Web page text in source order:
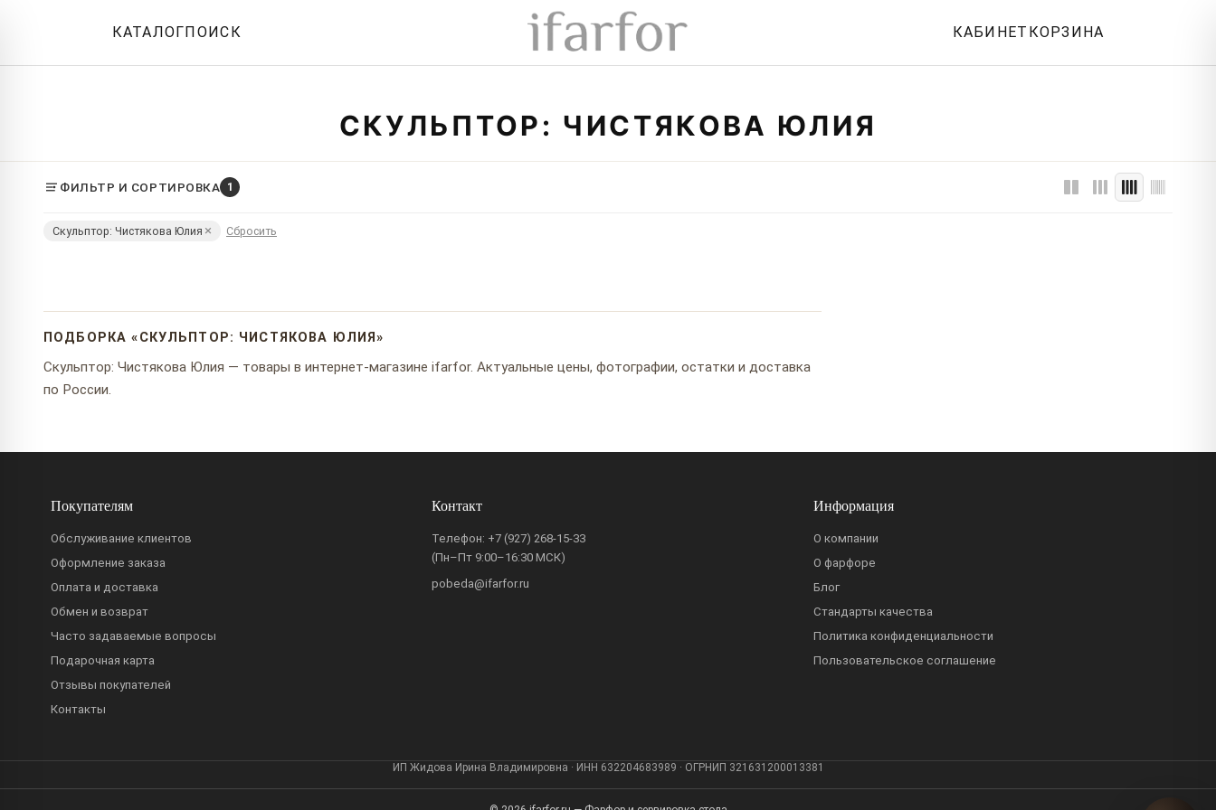
КАТАЛОГПОИСК КАБИНЕТ КОРЗИНА
СКУЛЬПТОР: ЧИСТЯКОВА ЮЛИЯ
ФИЛЬТР И СОРТИРОВКА 1
Скульптор: Чистякова Юлия Сбросить
ПОДБОРКА «СКУЛЬПТОР: ЧИСТЯКОВА ЮЛИЯ»
Скульптор: Чистякова Юлия — товары в интернет-магазине ifarfor. Актуальные цены, фотографии, остатки и доставка
по России.
Покупателям
Обслуживание клиентов
Оформление заказа
Оплата и доставка
Обмен и возврат
Часто задаваемые вопросы
Подарочная карта
Отзывы покупателей
Контакты
Контакт
Телефон: +7 (927) 268-15-33
(Пн–Пт 9:00–16:30 МСК)
pobeda@ifarfor.ru
Информация
О компании
О фарфоре
Блог
Стандарты качества
Политика конфиденциальности
Пользовательское соглашение
ИП Жидова Ирина Владимировна · ИНН 632204683989 · ОГРНИП 321631200013381